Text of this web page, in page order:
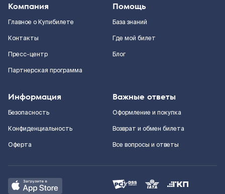
Компания
Главное о Купибилете
Контакты
Пресс-центр
Партнерская программа
Помощь
База знаний
Где мой билет
Блог
Информация
Безопасность
Конфиденциальность
Оферта
Важные ответы
Оформление и покупка
Возврат и обмен билета
Все вопросы и ответы